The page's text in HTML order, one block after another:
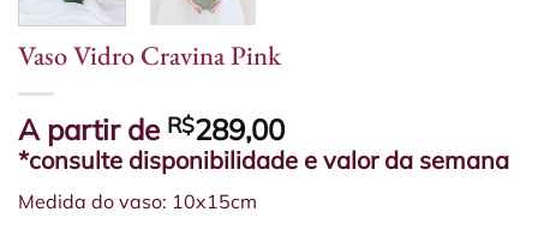
Vaso Vidro Cravina Pink
A partir de R$289,00
*consulte disponibilidade e valor da semana
Medida do vaso: 10x15cm